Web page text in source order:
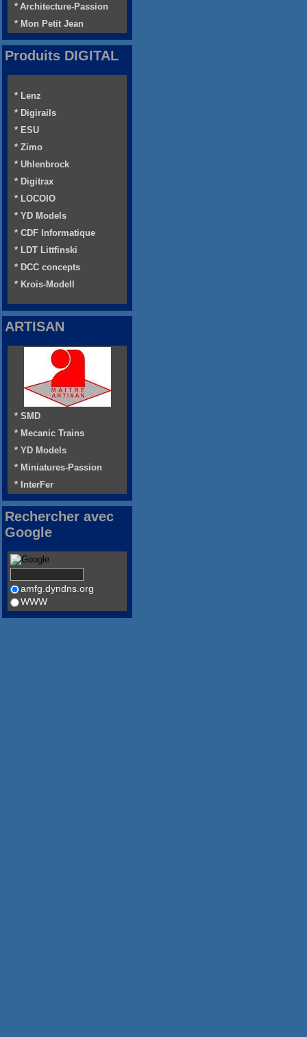
* Architecture-Passion
* Mon Petit Jean
Produits DIGITAL
* Lenz
* Digirails
* ESU
* Zimo
* Uhlenbrock
* Digitrax
* LOCOIO
* YD Models
* CDF Informatique
* LDT Littfinski
* DCC concepts
* Krois-Modell
ARTISAN
* SMD
* Mecanic Trains
* YD Models
* Miniatures-Passion
* InterFer
Rechercher avec
Google
amfg.dyndns.org
WWW